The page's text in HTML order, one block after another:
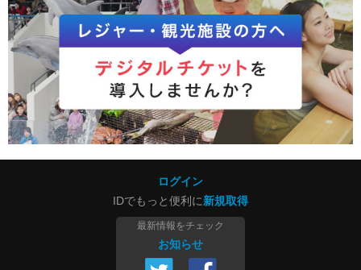
ログイン
IDでもっと便利に新規取得
最新情報をチェック
お知らせ